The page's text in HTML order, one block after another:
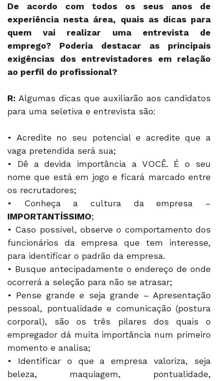
De acordo com todos os seus anos de
experiência nesta área, quais as dicas para
quem vai realizar uma entrevista de
emprego? Poderia destacar as principais
exigências dos entrevistadores em relação
ao perfil do profissional?
R: Algumas dicas que auxiliarão aos candidatos
para uma seletiva e entrevista são:
• Acredite no seu potencial e acredite que a
vaga pretendida será sua;
• Dê a devida importância a VOCÊ. É o seu
nome que está em jogo e ficará marcado entre
os recrutadores;
• Conheça a cultura da empresa –
IMPORTANTÍSSIMO;
• Caso possível, observe o comportamento dos
funcionários da empresa que tem interesse,
para identificar o padrão da empresa.
• Busque antecipadamente o endereço de onde
ocorrerá a seleção para não se atrasar;
• Pense grande e seja grande – Apresentação
pessoal, pontualidade e comunicação (postura
corporal), são os três pilares dos quais o
empregador dá muita importância num primeiro
momento e analisa;
• Identificar o que a empresa valoriza, seja
beleza, maquiagem, pontualidade,